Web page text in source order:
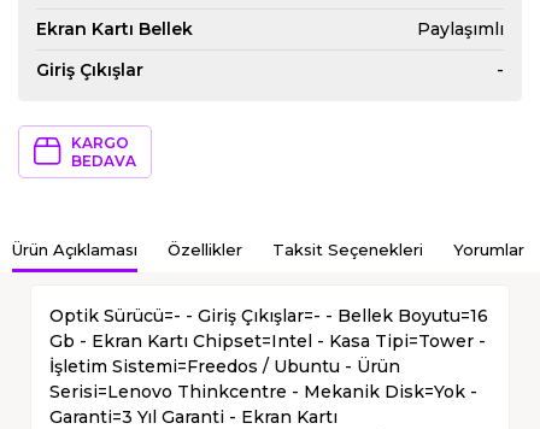
Ekran Kartı Bellek
Paylaşımlı
Giriş Çıkışlar
-
KARGO
BEDAVA
Ürün Açıklaması Özellikler Taksit Seçenekleri Yorumlar
Optik Sürücü=- - Giriş Çıkışlar=- - Bellek Boyutu=16
Gb - Ekran Kartı Chipset=Intel - Kasa Tipi=Tower -
İşletim Sistemi=Freedos / Ubuntu - Ürün
Serisi=Lenovo Thinkcentre - Mekanik Disk=Yok -
Garanti=3 Yıl Garanti - Ekran Kartı